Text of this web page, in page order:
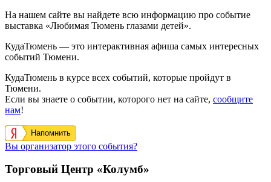
На нашем сайте вы найдете всю информацию про событие
выставка «Любимая Тюмень глазами детей».
КудаТюмень — это интерактивная афиша самых интересных
событий Тюмени.
КудаТюмень в курсе всех событий, которые пройдут в
Тюмени.
Если вы знаете о событии, которого нет на сайте, сообщите
нам!
Напомнить
Вы организатор этого события?
Торговый Центр «Колумб»